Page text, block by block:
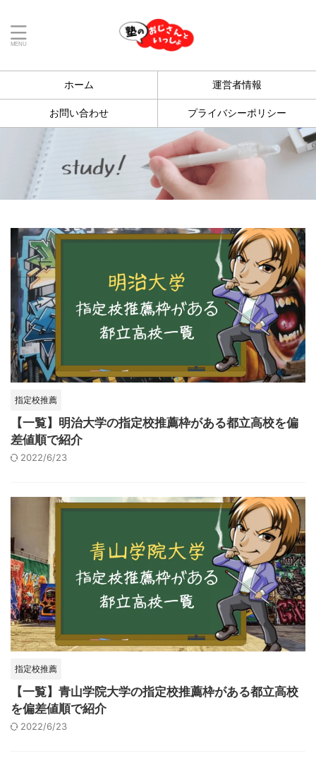
ホーム 運営者情報
お問い合わせ プライバシーポリシー
指定校推薦
【一覧】明治大学の指定校推薦枠がある都立高校を偏
差値順で紹介
2022/6/23
指定校推薦
【一覧】青山学院大学の指定校推薦枠がある都立高校
を偏差値順で紹介
2022/6/23